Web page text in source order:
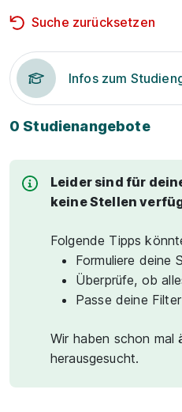
Suche zurücksetzen
Infos zum
0 Studienangebote
Leider sind für
keine Stellen
Folgende Tipps
Formuliere deine
Überprüfe, ob
Passe deine
Wir haben schon mal
herausgesucht.